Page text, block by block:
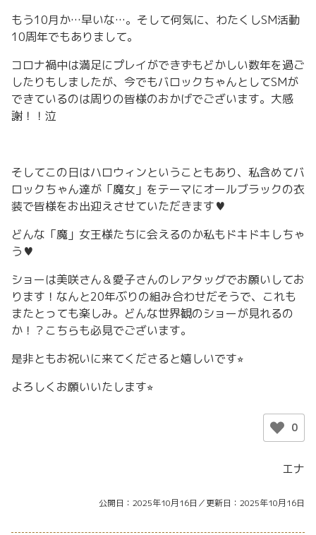
もう10月か…早いな…。そして何気に、わたくしSM活動
10周年でもありまして。
コロナ禍中は満足にプレイができずもどかしい数年を過ご
したりもしましたが、今でもバロックちゃんとしてSMが
できているのは周りの皆様のおかげでございます。大感
謝！！泣
そしてこの日はハロウィンということもあり、私含めてバ
ロックちゃん達が「魔女」をテーマにオールブラックの衣
装で皆様をお出迎えさせていただきます♥
どんな「魔」女王様たちに会えるのか私もドキドキしちゃ
う♥
ショーは美咲さん＆愛子さんのレアタッグでお願いしてお
ります！なんと20年ぶりの組み合わせだそうで、これも
またとっても楽しみ。どんな世界観のショーが見れるの
か！？こちらも必見でございます。
是非ともお祝いに来てくださると嬉しいです⭐︎
よろしくお願いいたします⭐︎
0
エナ
公開日 2025年10月16日 更新日 2025年10月16日